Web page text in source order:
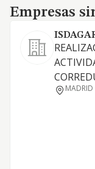
Empresas
Empresas
MADRID